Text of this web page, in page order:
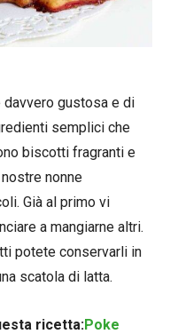
gustosa e di
semplici che
biscotti fragranti e
nonne
Già al primo vi
a mangiarne altri.
potete conservarli in
scatola di latta.
ricetta:Poke